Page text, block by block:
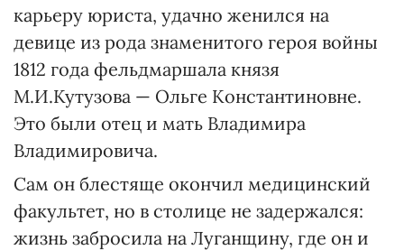
карьеру юриста, удачно женился на
девице из рода знаменитого героя войны
1812 года фельдмаршала князя
М.И.Кутузова — Ольге Константиновне.
Это были отец и мать Владимира
Владимировича.
Сам он блестяще окончил медицинский
факультет, но в столице не задержался:
жизнь забросила на Луганщину, где он и